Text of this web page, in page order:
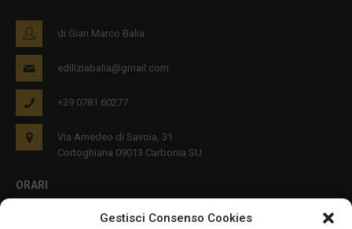
Gestisci Consenso Cookies
di Gian Marco Balia
ediliziabalia@gmail.com
+39 0781 60277
Via Amedeo di Savoia, 31
Cortoghiana 09013 Carbonia SU
ORARI